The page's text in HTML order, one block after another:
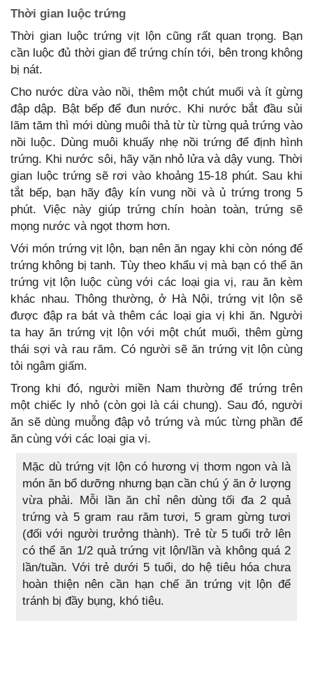
Thời gian luộc trứng
Thời gian luộc trứng vịt lộn cũng rất quan trọng. Bạn
cần luộc đủ thời gian để trứng chín tới, bên trong không
bị nát.
Cho nước dừa vào nồi, thêm một chút muối và ít gừng
đập dập. Bật bếp để đun nước. Khi nước bắt đầu sủi
lăm tăm thì mới dùng muôi thả từ từ từng quả trứng vào
nồi luộc. Dùng muôi khuấy nhẹ nồi trứng để định hình
trứng. Khi nước sôi, hãy vặn nhỏ lửa và dậy vung. Thời
gian luộc trứng sẽ rơi vào khoảng 15-18 phút. Sau khi
tắt bếp, bạn hãy đậy kín vung nồi và ủ trứng trong 5
phút. Việc này giúp trứng chín hoàn toàn, trứng sẽ
mọng nước và ngọt thơm hơn.
Với món trứng vịt lộn, bạn nên ăn ngay khi còn nóng để
trứng không bị tanh. Tùy theo khẩu vị mà bạn có thể ăn
trứng vịt lộn luộc cùng với các loại gia vị, rau ăn kèm
khác nhau. Thông thường, ở Hà Nội, trứng vịt lộn sẽ
được đập ra bát và thêm các loại gia vị khi ăn. Người
ta hay ăn trứng vịt lộn với một chút muối, thêm gừng
thái sợi và rau răm. Có người sẽ ăn trứng vịt lộn cùng
tỏi ngâm giấm.
Trong khi đó, người miền Nam thường để trứng trên
một chiếc ly nhỏ (còn gọi là cái chung). Sau đó, người
ăn sẽ dùng muỗng đập vỏ trứng và múc từng phần để
ăn cùng với các loại gia vị.
Mặc dù trứng vịt lộn có hương vị thơm ngon và là
món ăn bổ dưỡng nhưng bạn cần chú ý ăn ở lượng
vừa phải. Mỗi lần ăn chỉ nên dùng tối đa 2 quả
trứng và 5 gram rau răm tươi, 5 gram gừng tươi
(đối với người trưởng thành). Trẻ từ 5 tuổi trở lên
có thể ăn 1/2 quả trứng vịt lộn/lần và không quá 2
lần/tuần. Với trẻ dưới 5 tuổi, do hệ tiêu hóa chưa
hoàn thiện nên cần hạn chế ăn trứng vịt lộn để
tránh bị đầy bụng, khó tiêu.